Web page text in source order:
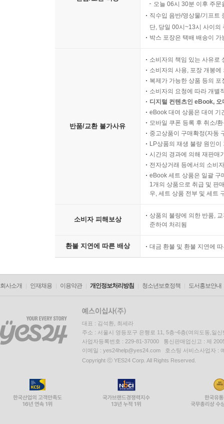
오늘 06시 30분 이후 주
직수입 음반/영상물/기프트
단, 당일 00시~13시 사이의
박스 포장은 택배 배송이
반품/교환 불가사유
소비자의 책임 있는 사유로
소비자의 사용, 포장 개봉
복제가 가능한 상품 등의
소비자의 요청에 따라 개별
디지털 컨텐츠인 eBook,
eBook 대여 상품은 대여 기
모바일 쿠폰 등록 후 취소/
중고상품이 구매확정(자동
LP상품의 재생 불량 원인
시간의 경과에 의해 재판매
전자상거래 등에서의 소비
eBook 세트 상품은 일괄 구
1개의 상품으로 취급 및 판
우, 세트 상품 전부 및 세트
소비자 피해보상
상품의 불량에 의한 반품,
준하여 처리됨
환불 지연에 따른 배상 대금 환불 및 환불 지연에
회사소개 인재채용 이용약관 개인정보처리방침 청소년보호정책 도서홍보안내
대표 : 김석환, 최세라
주소 : 서울시 영등포구 은행로 11, 5층~6층(여의도동,일신
사업자등록번호 : 229-81-37000 통신판매업신고 : 제
이메일 : yes24help@yes24.com 호스팅 서비스사업자 :
Copyright ⓒ YES24 Corp. All Rights Reserved.